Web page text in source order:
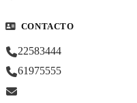
CONTACTO
22583444
61975555